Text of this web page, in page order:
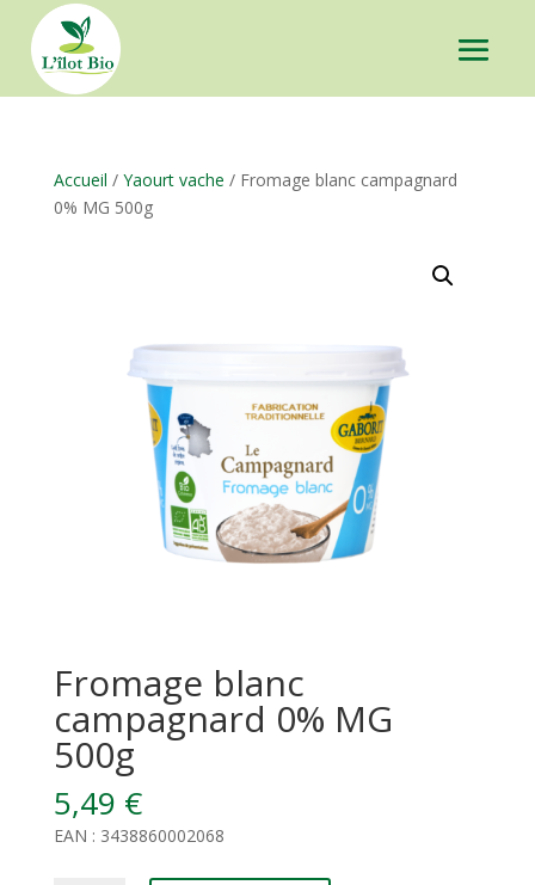
Accueil / Yaourt vache / Fromage blanc campagnard
0% MG 500g
Fromage blanc
campagnard 0% MG
500g
5,49 €
EAN : 3438860002068